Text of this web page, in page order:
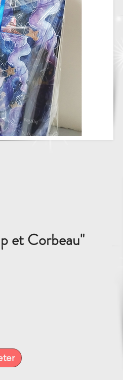
et Corbeau"